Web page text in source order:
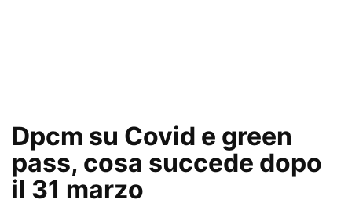
Dpcm su Covid e green
pass, cosa succede dopo
il 31 marzo